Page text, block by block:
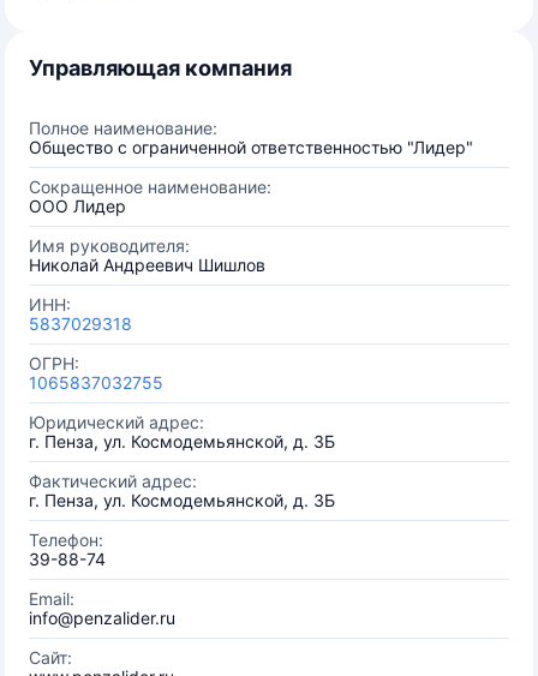
Управляющая компания
Полное наименование:
Общество с ограниченной ответственностью "Лидер"
Сокращенное наименование:
ООО Лидер
Имя руководителя:
Николай Андреевич Шишлов
ИНН:
5837029318
ОГРН:
1065837032755
Юридический адрес:
г. Пенза, ул. Космодемьянской, д. 3Б
Фактический адрес:
г. Пенза, ул. Космодемьянской, д. 3Б
Телефон:
39-88-74
Email:
info@penzalider.ru
Сайт: